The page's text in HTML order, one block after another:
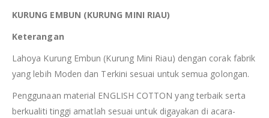
KURUNG EMBUN (KURUNG MINI RIAU)
Keterangan
Lahoya Kurung Embun (Kurung Mini Riau) dengan corak fabrik
yang lebih Moden dan Terkini sesuai untuk semua golongan.
Penggunaan material ENGLISH COTTON yang terbaik serta
berkualiti tinggi amatlah sesuai untuk digayakan di acara-